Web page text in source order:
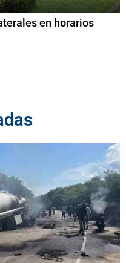
en horarios